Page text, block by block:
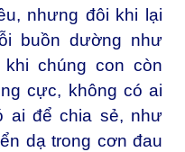
nhưng đôi khi lại
buồn dường như
chúng con còn
cực, không có ai
ai để chia sẻ, như
dạ trong cơn đau